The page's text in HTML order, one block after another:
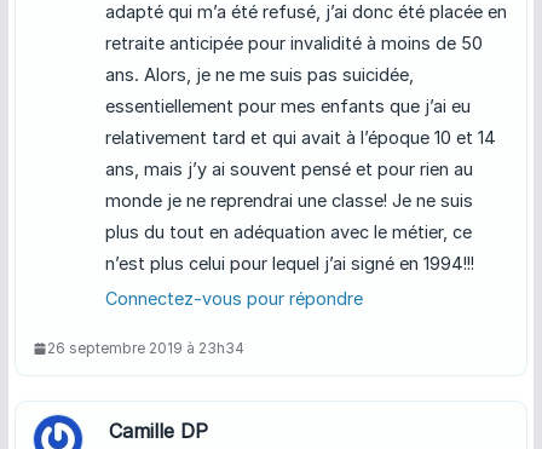
adapté qui m’a été refusé, j’ai donc été placée en
retraite anticipée pour invalidité à moins de 50
ans. Alors, je ne me suis pas suicidée,
essentiellement pour mes enfants que j’ai eu
relativement tard et qui avait à l’époque 10 et 14
ans, mais j’y ai souvent pensé et pour rien au
monde je ne reprendrai une classe! Je ne suis
plus du tout en adéquation avec le métier, ce
n’est plus celui pour lequel j’ai signé en 1994!!!
Connectez-vous pour répondre
26 septembre 2019 à 23h34
Camille DP